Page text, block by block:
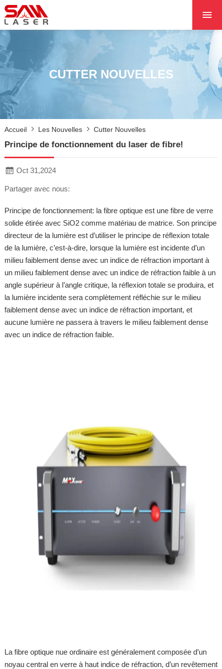
À PROPOS DE
PRODUITS
LES PROJETS
LES NOUVELLES
CUTTER NOUVELLES
Accueil Les Nouvelles Cutter Nouvelles
Principe de fonctionnement du laser de fibre!
Oct 31,2024
Partager avec nous:
Principe de fonctionnement: la fibre optique est une fibre de verre
solide étirée avec SiO2 comme matériau de matrice. Son principe
directeur de la lumière est d’utiliser le principe de réflexion totale
de la lumière, c’est-à-dire, lorsque la lumière est incidente d’un
milieu faiblement dense avec un indice de réfraction important à
un milieu faiblement dense avec un indice de réfraction faible à un
angle supérieur à l’angle critique, la réflexion totale se produira, et
la lumière incidente sera complètement réfléchie sur le milieu
faiblement dense avec un indice de réfraction important, et
aucune lumière ne passera à travers le milieu faiblement dense
avec un indice de réfraction faible.
La fibre optique nue ordinaire est généralement composée d’un
noyau central en verre à haut indice de réfraction, d’un revêtement